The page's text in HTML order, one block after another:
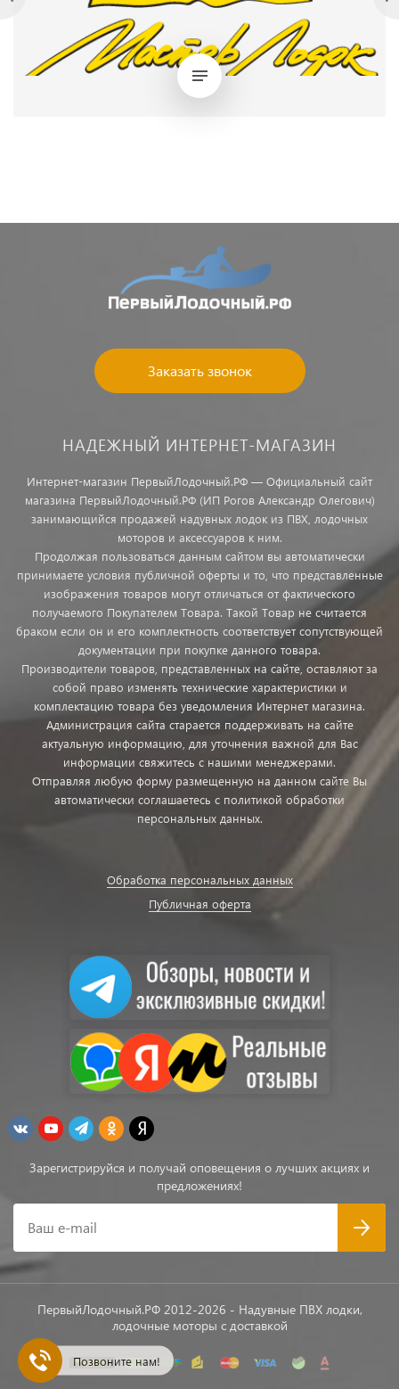
Заказать звонок
НАДЕЖНЫЙ ИНТЕРНЕТ-МАГАЗИН
Интернет-магазин ПервыйЛодочный.РФ — Официальный сайт
магазина ПервыйЛодочный.РФ (ИП Рогов Александр Олегович)
занимающийся продажей надувных лодок из ПВХ, лодочных
моторов и аксессуаров к ним.
Продолжая пользоваться данным сайтом вы автоматически
принимаете условия публичной оферты и то, что представленные
изображения товаров могут отличаться от фактического
получаемого Покупателем Товара. Такой Товар не считается
браком если он и его комплектность соответствует сопутствующей
документации при покупке данного товара.
Производители товаров, представленных на сайте, оставляют за
собой право изменять технические характеристики и
комплектацию товара без уведомления Интернет магазина.
Администрация сайта старается поддерживать на сайте
актуальную информацию, для уточнения важной для Вас
информации свяжитесь с нашими менеджерами.
Отправляя любую форму размещенную на данном сайте Вы
автоматически соглашаетесь с политикой обработки
персональных данных.
Обработка персональных данных
Публичная оферта
Зарегистрируйся и получай оповещения о лучших акциях и
предложениях!
Ваш e-mail
ПервыйЛодочный.РФ 2012-2026 - Надувные ПВХ лодки,
лодочные моторы с доставкой
Позвоните нам!